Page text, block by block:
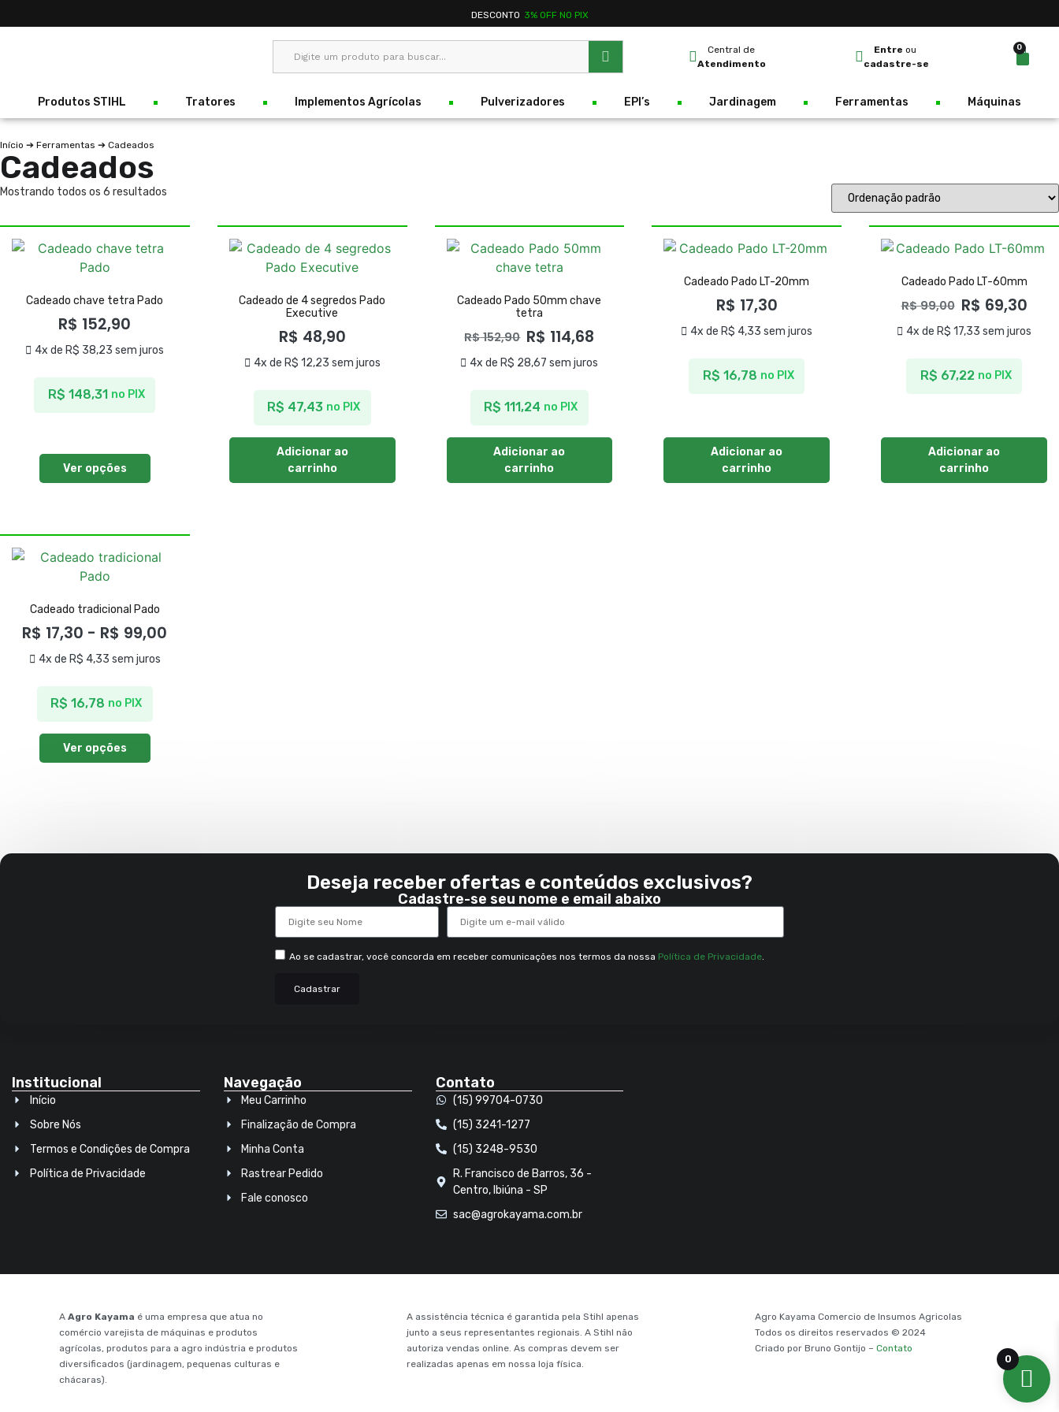
DESCONTO 3% OFF NO PIX
Central de
Atendimento
Entre ou
cadastre-se
0
Produtos STIHL Tratores Implementos Agrícolas Pulverizadores EPI’s Jardinagem Ferramentas Máquinas
Início ➔ Ferramentas ➔ Cadeados
Cadeados
Mostrando todos os 6 resultados
Cadeado chave tetra Pado
R$ 152,90
4x de R$ 38,23 sem juros
R$ 148,31 no PIX
Ver opções
Cadeado de 4 segredos Pado
Executive
R$ 48,90
4x de R$ 12,23 sem juros
R$ 47,43 no PIX
Adicionar ao
carrinho
Cadeado Pado 50mm chave
tetra
R$152,90 R$ 114,68
4x de R$ 28,67 sem juros
R$ 111,24 no PIX
Adicionar ao
carrinho
Cadeado Pado LT-20mm
R$ 17,30
4x de R$ 4,33 sem juros
R$ 16,78 no PIX
Adicionar ao
carrinho
Cadeado Pado LT-60mm
R$99,00 R$ 69,30
4x de R$ 17,33 sem juros
R$ 67,22 no PIX
Adicionar ao
carrinho
Cadeado tradicional Pado
R$ 17,30 - R$ 99,00
4x de R$ 4,33 sem juros
R$ 16,78 no PIX
Ver opções
Deseja receber ofertas e conteúdos exclusivos?
Cadastre-se seu nome e email abaixo
Ao se cadastrar, você concorda em receber comunicações nos termos da nossa Política de Privacidade.
Cadastrar
Institucional
Início
Sobre Nós
Termos e Condições de Compra
Política de Privacidade
Navegação
Meu Carrinho
Finalização de Compra
Minha Conta
Rastrear Pedido
Fale conosco
Contato
(15) 99704-0730
(15) 3241-1277
(15) 3248-9530
R. Francisco de Barros, 36 -
Centro, Ibiúna - SP
sac@agrokayama.com.br
AAgro Kayama é uma empresa que atua no
comércio varejista de máquinas e produtos
agrícolas, produtos para a agro indústria e produtos
diversificados (jardinagem, pequenas culturas e
chácaras).
A assistência técnica é garantida pela Stihl apenas
junto a seus representantes regionais. A Stihl não
autoriza vendas online. As compras devem ser
realizadas apenas em nossa loja física.
Agro Kayama Comercio de Insumos Agricolas
Todos os direitos reservados © 2024
Criado por Bruno Gontijo – Contato
0